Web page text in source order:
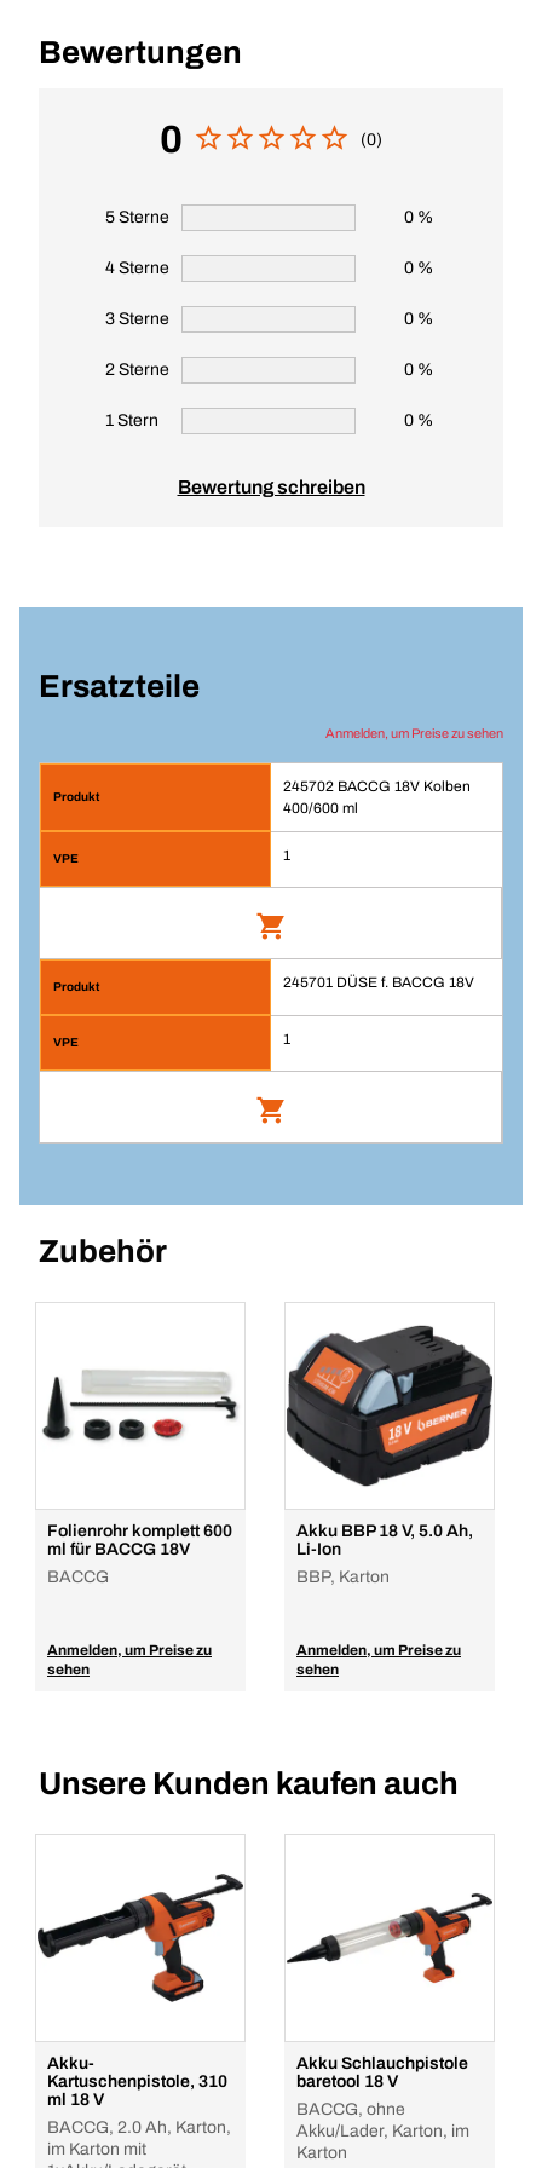
Bewertungen
0 (0)
5 Sterne 0 %
4 Sterne 0 %
3 Sterne 0 %
2 Sterne 0 %
1 Stern 0 %
Bewertung schreiben
Ersatzteile
Anmelden, um Preise zu sehen
245702 BACCG 18V Kolben
400/600 ml
1
BACCG 18V Kolben 400/600 ml
245701 DÜSE f. BACCG 18V
1
Artikelnummer: 245701
In den Warenkorb
Zubehör
Folienrohr komplett 600
ml für BACCG 18V
BACCG
Anmelden, um Preise zu
sehen
Akku BBP 18 V, 5.0 Ah,
Li-Ion
BBP, Karton
Anmelden, um Preise zu
sehen
Unsere Kunden kaufen auch
Akku-
Kartuschenpistole, 310
ml 18 V
BACCG, 2.0 Ah, Karton,
im Karton mit
Akku Schlauchpistole
baretool 18 V
BACCG, ohne
Akku/Lader, Karton, im
Karton